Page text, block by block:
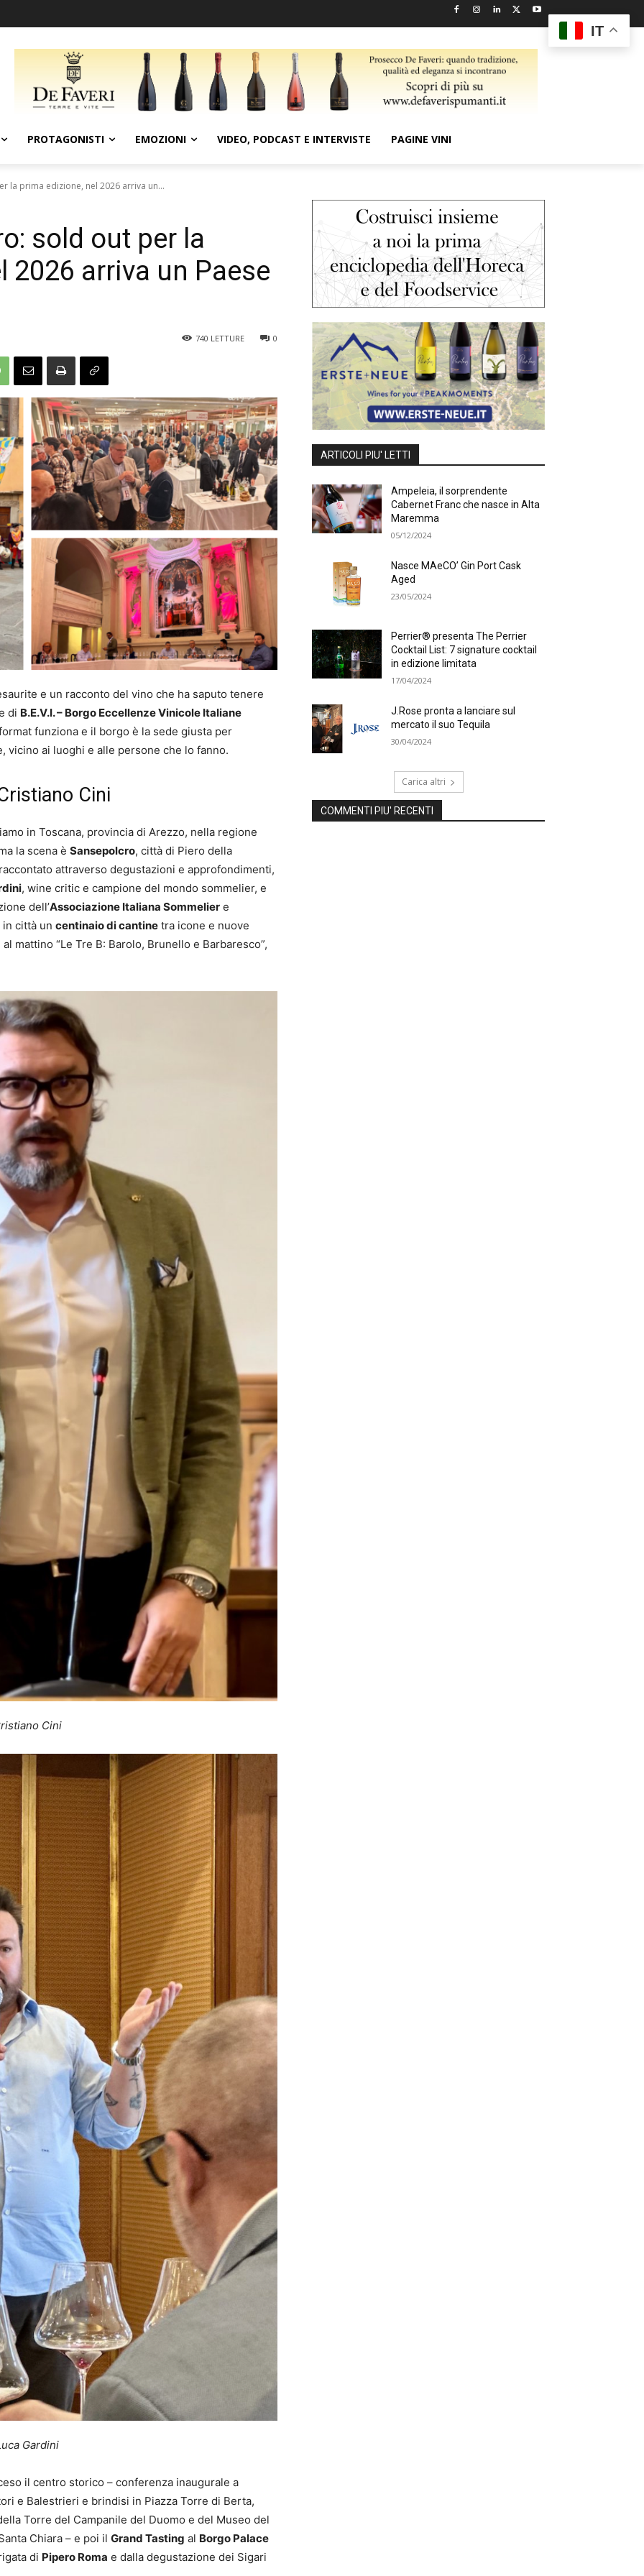
PROTAGONISTI EMOZIONI VIDEO, PODCAST E INTERVISTE PAGINE VINI
la prima edizione, nel 2026 arriva un...
sold out per la
2026 arriva un Paese
0
740 LETTURE
e un racconto del vino che ha saputo tenere
di B.E.V.I. – Borgo Eccellenze Vinicole Italiane
funziona e il borgo è la sede giusta per
ai luoghi e alle persone che lo fanno.
Cini
in Toscana, provincia di Arezzo, nella regione
la scena è Sansepolcro, città di Piero della
attraverso degustazioni e approfondimenti,
, wine critic e campione del mondo sommelier, e
dell’Associazione Italiana Sommelier e
città un centinaio di cantine tra icone e nuove
mattino “Le Tre B: Barolo, Brunello e Barbaresco”,
Cini
Gardini
il centro storico – conferenza inaugurale a
e Balestrieri e brindisi in Piazza Torre di Berta,
Torre del Campanile del Duomo e del Museo del
Chiara – e poi il Grand Tasting al Borgo Palace
di Pipero Roma e dalla degustazione dei Sigari
ARTICOLI PIU' LETTI
Ampeleia, il sorprendente
Cabernet Franc che nasce in Alta
Maremma
05/12/2024
Nasce MAeCO’ Gin Port Cask
Aged
23/05/2024
Perrier® presenta The Perrier
Cocktail List: 7 signature cocktail
in edizione limitata
17/04/2024
J.Rose pronta a lanciare sul
mercato il suo Tequila
30/04/2024
Carica altri
COMMENTI PIU' RECENTI
IT